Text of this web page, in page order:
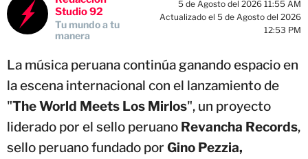
Studio 92
Tu mundo a tu
manera
5 de Agosto del 2026 11:55 AM
Actualizado el 5 de Agosto del 2026
12:53 PM
La música peruana continúa ganando espacio en
la escena internacional con el lanzamiento de
"The World Meets Los Mirlos", un proyecto
liderado por el sello peruano Revancha Records,
sello peruano fundado por Gino Pezzia,